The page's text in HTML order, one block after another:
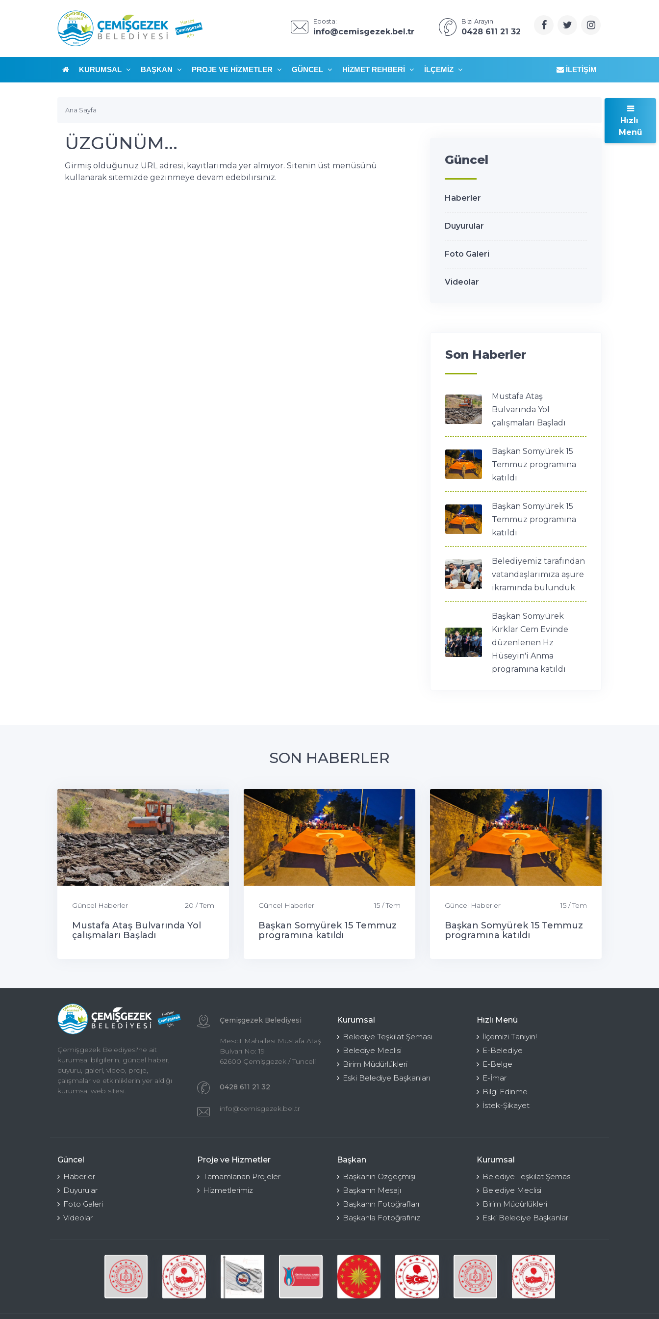
Eposta:
info@cemisgezek.bel.tr
Bizi Arayın:
0428 611 21 32
KURUMSAL BAŞKAN PROJE VE HIZMETLER GÜNCEL HIZMET REHBERI İLÇEMIZ İLETIŞIM
Ana Sayfa
ÜZGÜNÜM...
Girmiş olduğunuz URL adresi, kayıtlarımda yer almıyor. Sitenin üst menüsünü
kullanarak sitemizde gezinmeye devam edebilirsiniz.
Güncel
Haberler
Duyurular
Foto Galeri
Videolar
Son Haberler
Mustafa Ataş
Bulvarında Yol
çalışmaları Başladı
Başkan Somyürek 15
Temmuz programına
katıldı
Başkan Somyürek 15
Temmuz programına
katıldı
Belediyemiz tarafından
vatandaşlarımıza aşure
ikramında bulunduk
Başkan Somyürek
Kırklar Cem Evinde
düzenlenen Hz
Hüseyin'i Anma
programına katıldı
SON HABERLER
Güncel Haberler 20 / Tem
Mustafa Ataş Bulvarında Yol
çalışmaları Başladı
Güncel Haberler 15 / Tem
Başkan Somyürek 15 Temmuz
programına katıldı
Güncel Haberler 15 / Tem
Başkan Somyürek 15 Temmuz
programına katıldı
Çemişgezek Belediyesi'ne ait
kurumsal bilgilerin, güncel haber,
duyuru, galeri, video, proje,
çalışmalar ve etkinliklerin yer aldığı
kurumsal web sitesi.
Çemişgezek Belediyesi
Mescit Mahallesi Mustafa Ataş
Bulvarı No: 19
62600 Çemişgezek / Tunceli
0428 611 21 32
info@cemisgezek.bel.tr
Kurumsal
Belediye Teşkilat Şeması
Belediye Meclisi
Birim Müdürlükleri
Eski Belediye Başkanları
Hızlı Menü
İlçemizi Tanıyın!
E-Belediye
E-Belge
E-İmar
Bilgi Edinme
İstek-Şikayet
Güncel
Haberler
Duyurular
Foto Galeri
Videolar
Proje ve Hizmetler
Tamamlanan Projeler
Hizmetlerimiz
Başkan
Başkanın Özgeçmişi
Başkanın Mesajı
Başkanın Fotoğrafları
Başkanla Fotoğrafınız
Kurumsal
Belediye Teşkilat Şeması
Belediye Meclisi
Birim Müdürlükleri
Eski Belediye Başkanları
Hızlı
Menü